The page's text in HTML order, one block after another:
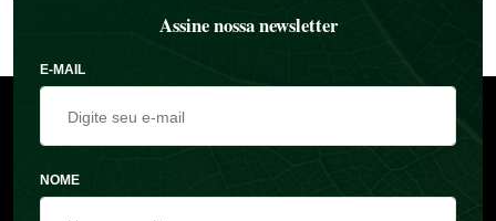
Assine nossa newsletter
E-MAIL
NOME